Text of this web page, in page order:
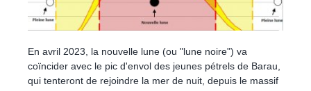
En avril 2023, la nouvelle lune (ou "lune noire") va
coïncider avec le pic d'envol des jeunes pétrels de Barau,
qui tenteront de rejoindre la mer de nuit, depuis le massif